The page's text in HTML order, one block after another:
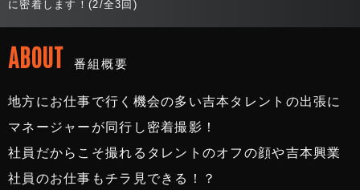
に密着します！(2/全3回)
ABOUT 番組概要
地方にお仕事で行く機会の多い吉本タレントの出張に
マネージャーが同行し密着撮影！
社員だからこそ撮れるタレントのオフの顔や吉本興業
社員のお仕事もチラ見できる！？